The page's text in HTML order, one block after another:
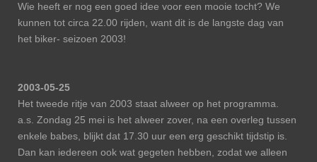
Wie heeft er nog een goed idee voor een mooie tocht? We
kunnen tot circa 22.00 rijden, want dit is de langste dag van
het biker- seizoen 2003!
2003-05-25
Het tweede ritje van 2003 staat alweer op het programma.
a.s. Zondag 25 mei is het alweer zover, na een overleg tussen
enkele babes, blijkt dat 17.30 uur een erg geschikt tijdstip is.
Dan kan iedereen ook wat gegeten hebben, zodat we alleen